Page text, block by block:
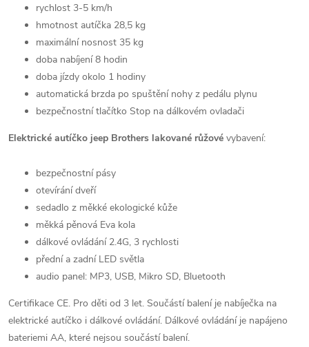
rychlost 3-5 km/h
hmotnost autíčka 28,5 kg
maximální nosnost 35 kg
doba nabíjení 8 hodin
doba jízdy okolo 1 hodiny
automatická brzda po spuštění nohy z pedálu plynu
bezpečnostní tlačítko Stop na dálkovém ovladači
Elektrické autíčko jeep Brothers lakované růžové vybavení:
bezpečnostní pásy
otevírání dveří
sedadlo z měkké ekologické kůže
měkká pěnová Eva kola
dálkové ovládání 2.4G, 3 rychlosti
přední a zadní LED světla
audio panel: MP3, USB, Mikro SD, Bluetooth
Certifikace CE. Pro děti od 3 let. Součástí balení je nabíječka na
elektrické autíčko i dálkové ovládání. Dálkové ovládání je napájeno
bateriemi AA, které nejsou součástí balení.